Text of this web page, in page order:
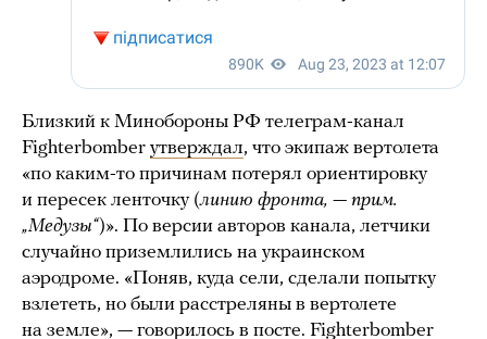
Близкий к Минобороны РФ телеграм-канал
Fighterbomber утверждал, что экипаж вертолета
«по каким-то причинам потерял ориентировку
и пересек ленточку (линию фронта, — прим.
„Медузы“)». По версии авторов канала, летчики
случайно приземлились на украинском
аэродроме. «Поняв, куда сели, сделали попытку
взлететь, но были расстреляны в вертолете
на земле», — говорилось в посте. Fighterbomber